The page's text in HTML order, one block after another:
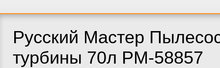
Русский Мастер
турбины 70л РМ-58857